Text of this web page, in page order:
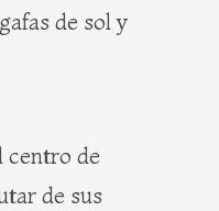
de sol y
centro de
de sus